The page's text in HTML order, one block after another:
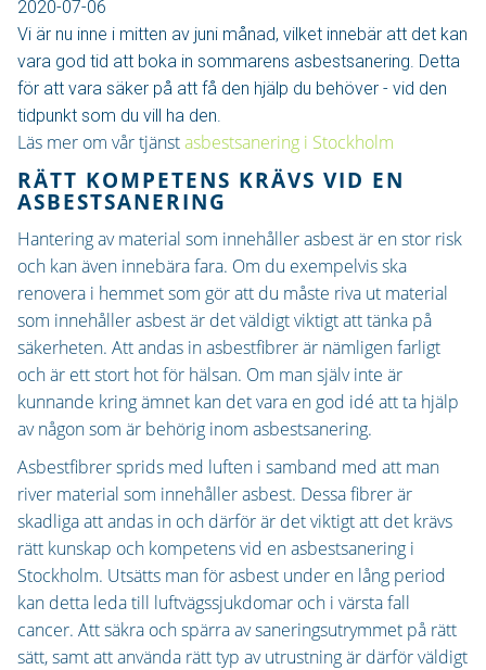
2020-07-06
Vi är nu inne i mitten av juni månad, vilket innebär att det kan
vara god tid att boka in sommarens asbestsanering. Detta
för att vara säker på att få den hjälp du behöver - vid den
tidpunkt som du vill ha den.
Läs mer om vår tjänstasbestsanering i Stockholm
RÄTT KOMPETENS KRÄVS VID EN
ASBESTSANERING
Hantering av material som innehåller asbest är en stor risk
och kan även innebära fara. Om du exempelvis ska
renovera i hemmet som gör att du måste riva ut material
som innehåller asbest är det väldigt viktigt att tänka på
säkerheten. Att andas in asbestfibrer är nämligen farligt
och är ett stort hot för hälsan. Om man själv inte är
kunnande kring ämnet kan det vara en god idé att ta hjälp
av någon som är behörig inom asbestsanering.
Asbestfibrer sprids med luften i samband med att man
river material som innehåller asbest. Dessa fibrer är
skadliga att andas in och därför är det viktigt att det krävs
rätt kunskap och kompetens vid en asbestsanering i
Stockholm. Utsätts man för asbest under en lång period
kan detta leda till luftvägssjukdomar och i värsta fall
cancer. Att säkra och spärra av saneringsutrymmet på rätt
sätt, samt att använda rätt typ av utrustning är därför väldigt